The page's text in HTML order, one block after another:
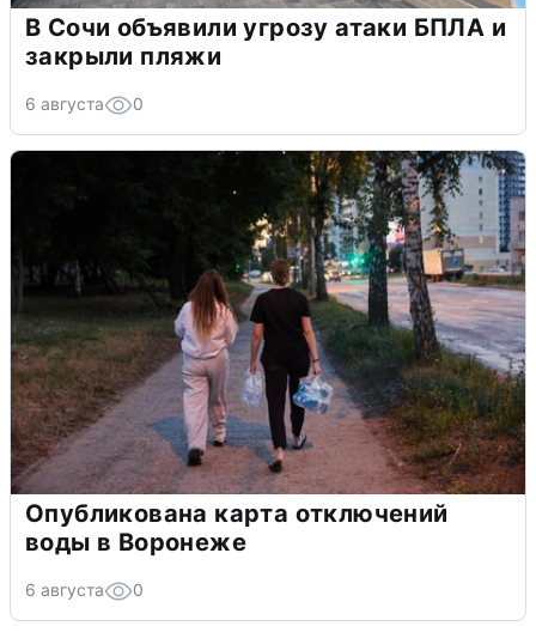
В Сочи объявили угрозу атаки БПЛА и
закрыли пляжи
6 августа 0
Опубликована карта отключений
воды в Воронеже
6 августа 0